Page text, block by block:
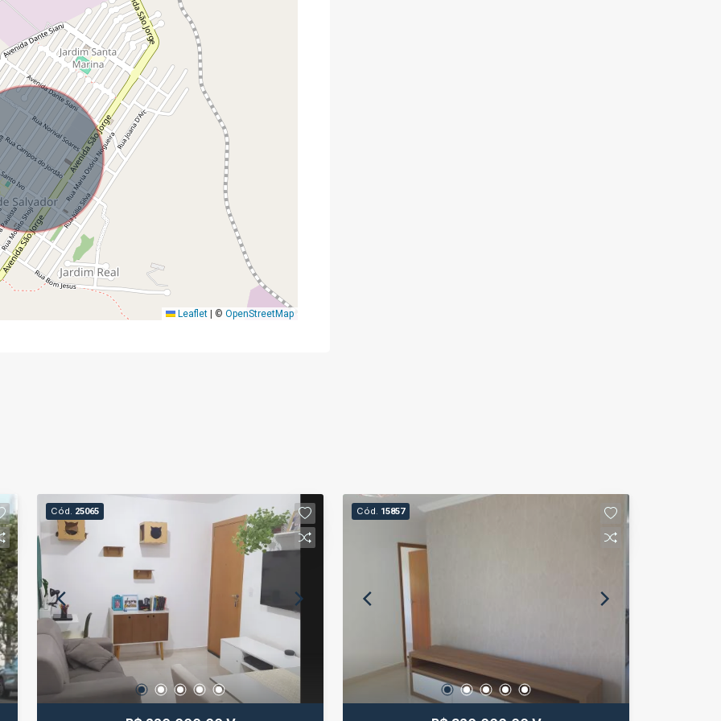
Leaflet © OpenStreetMap
Cód. 25065 Cód. 15857